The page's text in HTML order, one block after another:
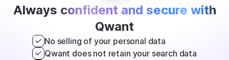
Always confident and secure with
Qwant
No selling of your personal data
Qwant does not retain your search data